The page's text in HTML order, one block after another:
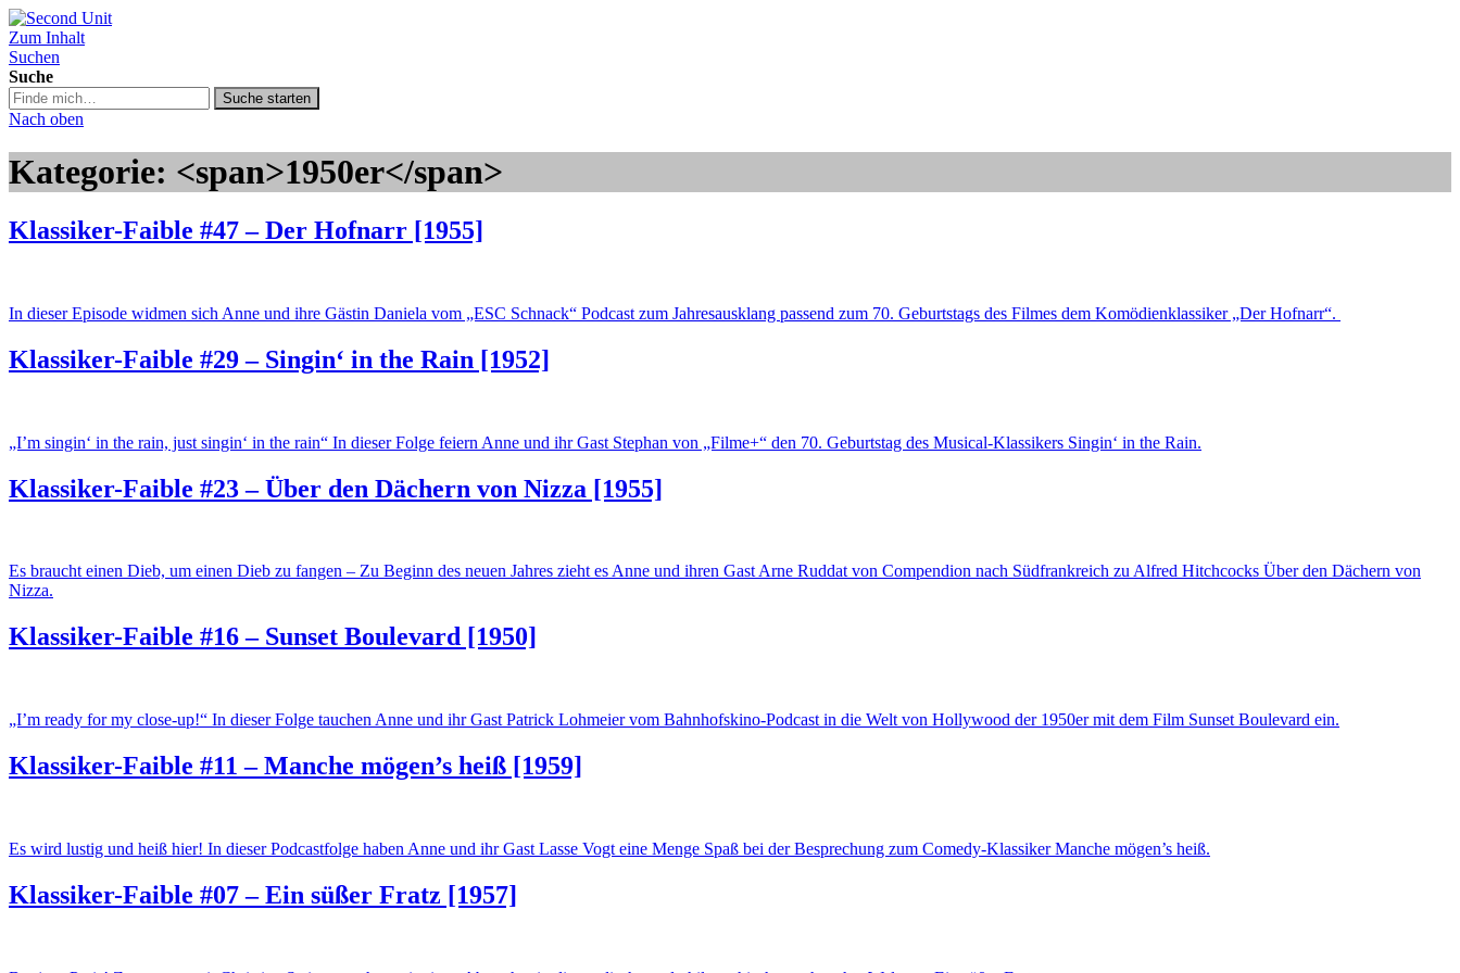
Second Unit
Zum Inhalt
Suchen
Suche
Suche
in
podcast.de/
Suche starten
Nach oben
Kategorie: <span>1950er</span>
Klassiker-Faible #47 – Der Hofnarr [1955]
In dieser Episode widmen sich Anne und ihre Gästin Daniela vom „ESC Schnack“ Podcast zum Jahresausklang passend zum 70. Geburtstags des Filmes dem Komödienklassiker „Der Hofnarr“.
Klassiker-Faible #29 – Singin‘ in the Rain [1952]
„I’m singin‘ in the rain, just singin‘ in the rain“ In dieser Folge feiern Anne und ihr Gast Stephan von „Filme+“ den 70. Geburtstag des Musical-Klassikers Singin‘ in the Rain.
Klassiker-Faible #23 – Über den Dächern von Nizza [1955]
Es braucht einen Dieb, um einen Dieb zu fangen – Zu Beginn des neuen Jahres zieht es Anne und ihren Gast Arne Ruddat von Compendion nach Südfrankreich zu Alfred Hitchcocks Über den Dächern von
Nizza.
Klassiker-Faible #16 – Sunset Boulevard [1950]
„I’m ready for my close-up!“ In dieser Folge tauchen Anne und ihr Gast Patrick Lohmeier vom Bahnhofskino-Podcast in die Welt von Hollywood der 1950er mit dem Film Sunset Boulevard ein.
Klassiker-Faible #11 – Manche mögen’s heiß [1959]
Es wird lustig und heiß hier! In dieser Podcastfolge haben Anne und ihr Gast Lasse Vogt eine Menge Spaß bei der Besprechung zum Comedy-Klassiker Manche mögen’s heiß.
Klassiker-Faible #07 – Ein süßer Fratz [1957]